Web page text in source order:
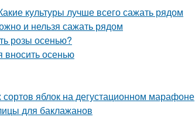
культуры лучше всего сажать рядом
и нельзя сажать рядом
розы осенью?
вносить осенью
яблок на дегустационном марафоне
для баклажанов